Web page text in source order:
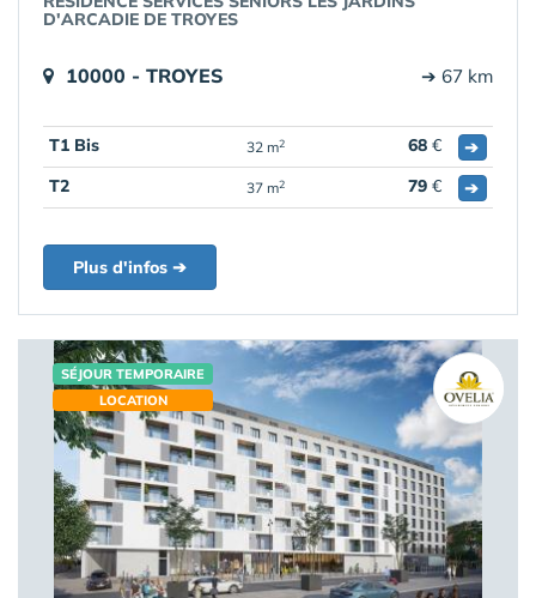
D'ARCADIE DE TROYES
10000 - TROYES ➔ 67 km
T1 Bis 32 m2 68 €
➔
T2
37 m2 79 € ➔
Plus d'infos ➔
SÉJOUR TEMPORAIRE
LOCATION